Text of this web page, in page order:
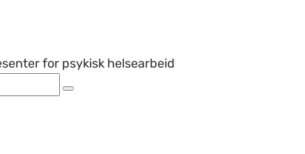
for psykisk helsearbeid